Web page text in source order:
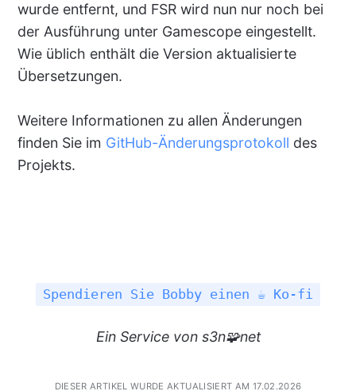
wurde entfernt, und FSR wird nun nur noch bei
der Ausführung unter Gamescope eingestellt.
Wie üblich enthält die Version aktualisierte
Übersetzungen.
Weitere Informationen zu allen Änderungen
finden Sie im GitHub-Änderungsprotokoll des
Projekts.
Spendieren Sie Bobby einen ☕ Ko-fi
Ein Servicevon s3n🧩net
DIESER ARTIKEL WURDE AKTUALISIERT AM 17.02.2026